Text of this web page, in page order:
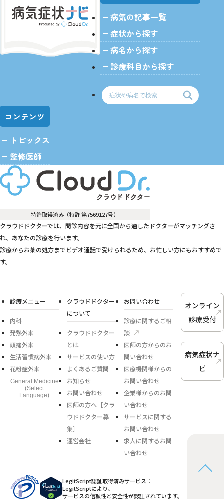
病気の記事一覧
症状から探す
病名から探す
診療科目から探す
コンテンツ
トピックス
監修医師
特許取得済み（特許 第7569127号）
クラウドドクターでは、問診内容を元に全国から適したドクターがマッチングさ
れ、あなたの診療を行います。
診療からお薬の処方までビデオ通話で受けられるため、お忙しい方にもおすすめで
す。
診療メニュー
内科
発熱外来
頭痛外来
生活習慣病外来
花粉症外来
General Medicine
(Select
Language)
クラウドドクター
について
クラウドドクター
とは
サービスの使い方
よくあるご質問
お知らせ
お問い合わせ
医師の方へ［クラ
ウドドクター募
集］
運営会社
お問い合わせ
診療に関するご相
談
医師の方からのお
問い合わせ
医療機関様からの
お問い合わせ
企業様からのお問
い合わせ
サービスに関する
お問い合わせ
求人に関するお問
い合わせ
オンライン
診療受付
病気症状ナ
ビ
LegitScript認証取得済みサービス：
LegitScriptにより、
サービスの信頼性と安全性が認証されています。